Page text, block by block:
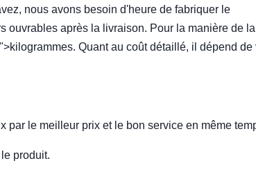
nous avons besoin d'heure de fabriquer le
ouvrables après la livraison. Pour la manière de la
Quant au coût détaillé, il dépend de
par le meilleur prix et le bon service en même
produit.